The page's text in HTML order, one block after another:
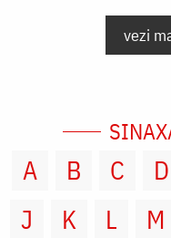
vezi
A B C D
J
K L M